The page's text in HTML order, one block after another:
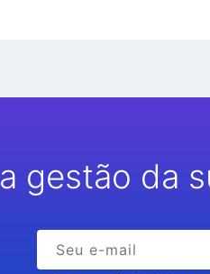
a gestão da